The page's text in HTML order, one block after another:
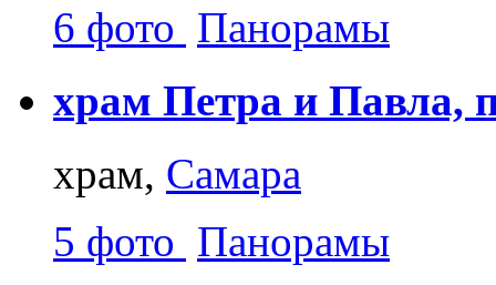
6 фото Панорамы
храм Петра и Павла,
храм, Самара
5 фото Панорамы